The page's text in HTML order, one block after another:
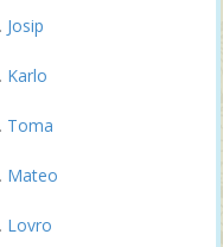
Josip
Karlo
Toma
Mateo
Lovro